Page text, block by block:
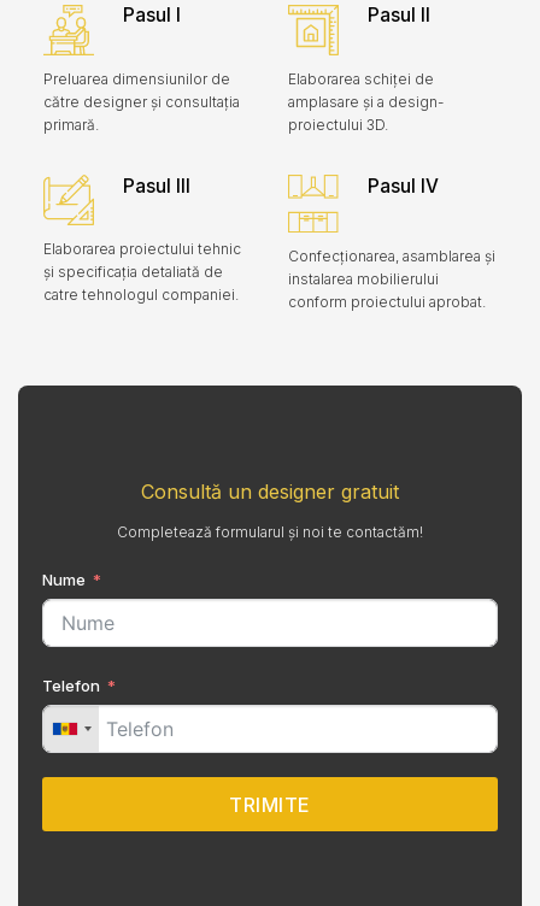
Pasul I
Preluarea dimensiunilor de
către designer și consultația
primară.
Pasul II
Elaborarea schiței de
amplasare și a design-
proiectului 3D.
Pasul III
Elaborarea proiectului tehnic
și specificația detaliată de
catre tehnologul companiei.
Pasul IV
Confecționarea, asamblarea și
instalarea mobilierului
conform proiectului aprobat.
Consultă un designer gratuit
Completează formularul și noi te contactăm!
Nume
Telefon
TRIMITE